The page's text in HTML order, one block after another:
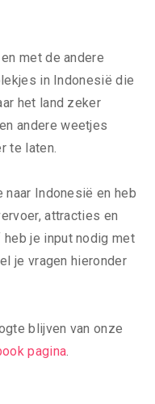
met de andere
in Indonesië die
het land zeker
andere weetjes
te laten.
Indonesië en heb
attracties en
je input nodig met
je vragen hieronder
blijven van onze
pagina.